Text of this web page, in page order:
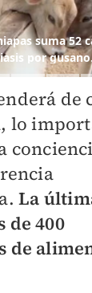
de
lo
La
de 400
de